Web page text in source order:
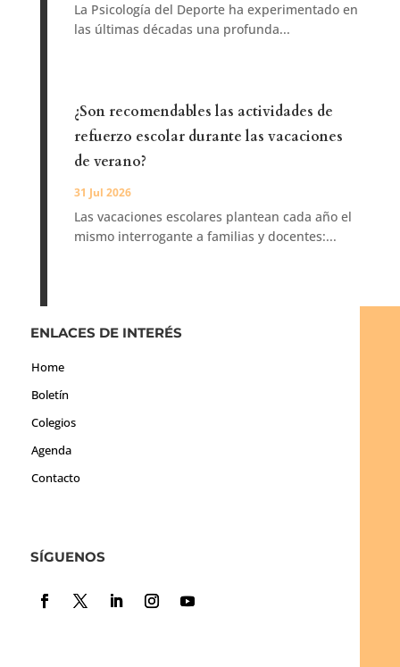
La Psicología del Deporte ha experimentado en
las últimas décadas una profunda...
¿Son recomendables las actividades de
refuerzo escolar durante las vacaciones
de verano?
31 Jul 2026
Las vacaciones escolares plantean cada año el
mismo interrogante a familias y docentes:...
ENLACES DE INTERÉS
Home
Boletín
Colegios
Agenda
Contacto
SÍGUENOS